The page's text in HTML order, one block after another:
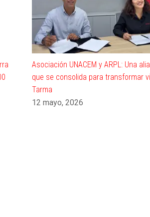
Asociación UNACEM y ARPL: Una
que se consolida para transformar
Tarma
12 mayo, 2026